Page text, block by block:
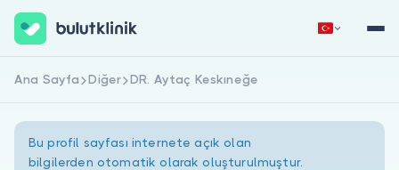
Hemen Kaydol
Ana Sayfa Diğer DR. Aytaç Keskıneğe
Bu profil sayfası internete açık olan
bilgilerden otomatik olarak oluşturulmuştur.